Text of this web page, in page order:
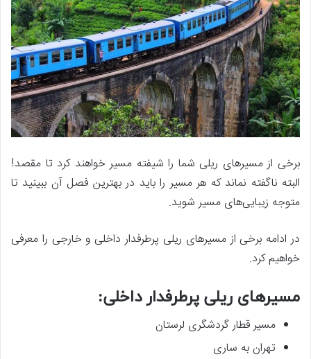
برخی از مسیرهای ریلی شما را شیفته مسیر خواهند کرد تا مقصد!
البته ناگفته نماند که هر مسیر را باید در بهترین فصل آن ببینید تا
متوجه زیبایی‌های مسیر شوید.
در ادامه برخی از مسیرهای ریلی پرطرفدار داخلی و خارجی را معرفی
خواهیم کرد.
مسیرهای ریلی پرطرفدار داخلی:
مسیر قطار گردشگری لرستان
تهران به ساری